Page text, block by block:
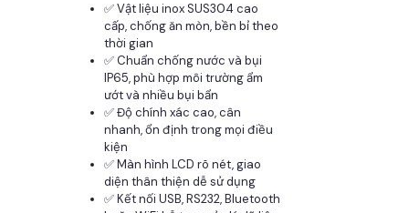
✅ Vật liệu inox SUS304 cao
cấp, chống ăn mòn, bền bỉ theo
thời gian
✅ Chuẩn chống nước và bụi
IP65, phù hợp môi trường ẩm
ướt và nhiều bụi bẩn
✅ Độ chính xác cao, cân
nhanh, ổn định trong mọi điều
kiện
✅ Màn hình LCD rõ nét, giao
diện thân thiện dễ sử dụng
✅ Kết nối USB, RS232, Bluetooth